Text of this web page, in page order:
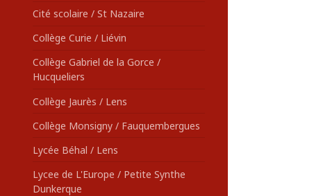
Cité scolaire / St Nazaire
Collège Curie / Liévin
Collège Gabriel de la Gorce /
Hucqueliers
Collège Jaurès / Lens
Collège Monsigny / Fauquembergues
Lycée Béhal / Lens
Lycee de L'Europe / Petite Synthe
Dunkerque